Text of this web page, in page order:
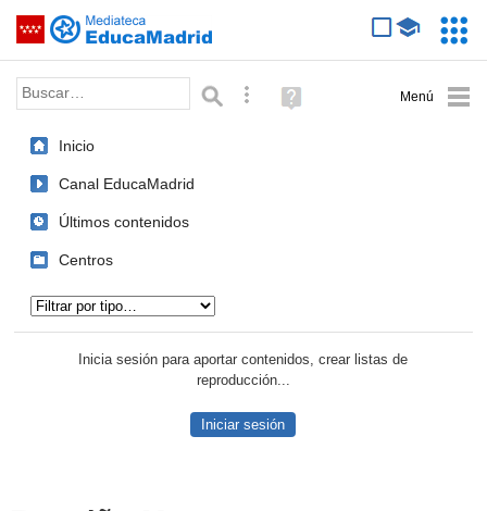
Saltar navegación
Palabra o frase: Búsqueda avanzada
Ayuda
(en
Inicio
Canal EducaMadrid
Últimos contenidos
Centros
Inicia sesión para aportar contenidos, crear listas de
reproducción...
Iniciar sesión